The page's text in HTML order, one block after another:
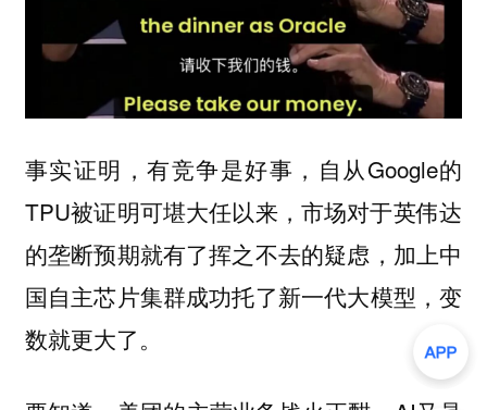
事实证明，有竞争是好事，自从Google的
TPU被证明可堪大任以来，市场对于英伟达
的垄断预期就有了挥之不去的疑虑，加上中
国自主芯片集群成功托了新一代大模型，变
数就更大了。